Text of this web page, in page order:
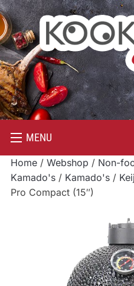
MENU
Home/ Webshop / Non-
Kamado's/ Kamado's/
Pro Compact (15″)